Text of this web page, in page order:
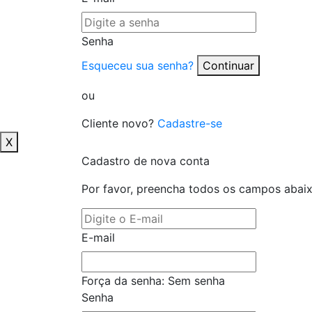
Senha
Esqueceu sua senha?
Continuar
ou
Cliente novo? Cadastre-se
X
Cadastro de nova conta
Por favor, preencha todos os campos
E-mail
Força da senha: Sem senha
Senha